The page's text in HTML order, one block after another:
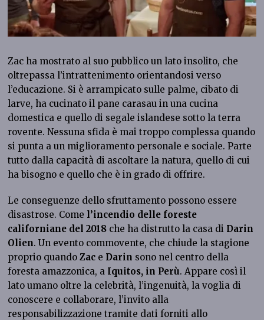
Zac ha mostrato al suo pubblico un lato insolito, che
oltrepassa l’intrattenimento orientandosi verso
l’educazione. Si è arrampicato sulle palme, cibato di
larve, ha cucinato il pane carasau in una cucina
domestica e quello di segale islandese sotto la terra
rovente. Nessuna sfida è mai troppo complessa quando
si punta a un miglioramento personale e sociale. Parte
tutto dalla capacità di ascoltare la natura, quello di cui
ha bisogno e quello che è in grado di offrire.
Le conseguenze dello sfruttamento possono essere
disastrose. Come l’incendio delle foreste
californiane del 2018 che ha distrutto la casa di Darin
Olien. Un evento commovente, che chiude la stagione
proprio quandoZac e Darin sono nel centro della
foresta amazzonica, a Iquitos, in Perù. Appare così il
lato umano oltre la celebrità, l’ingenuità, la voglia di
conoscere e collaborare, l’invito alla
responsabilizzazione tramite dati forniti allo